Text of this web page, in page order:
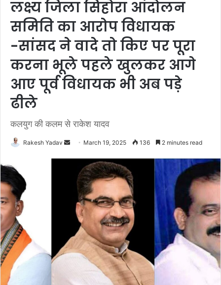
लक्ष्य जिला सिहोरा आंदोलन
समिति का आरोप विधायक
-सांसद ने वादे तो किए पर पूरा
करना भूले पहले खुलकर आगे
आए पूर्व विधायक भी अब पड़े
ढीले
कलयुग की कलम से राकेश यादव
Rakesh Yadav
a
i
March 19, 2025 136 2 minutes read